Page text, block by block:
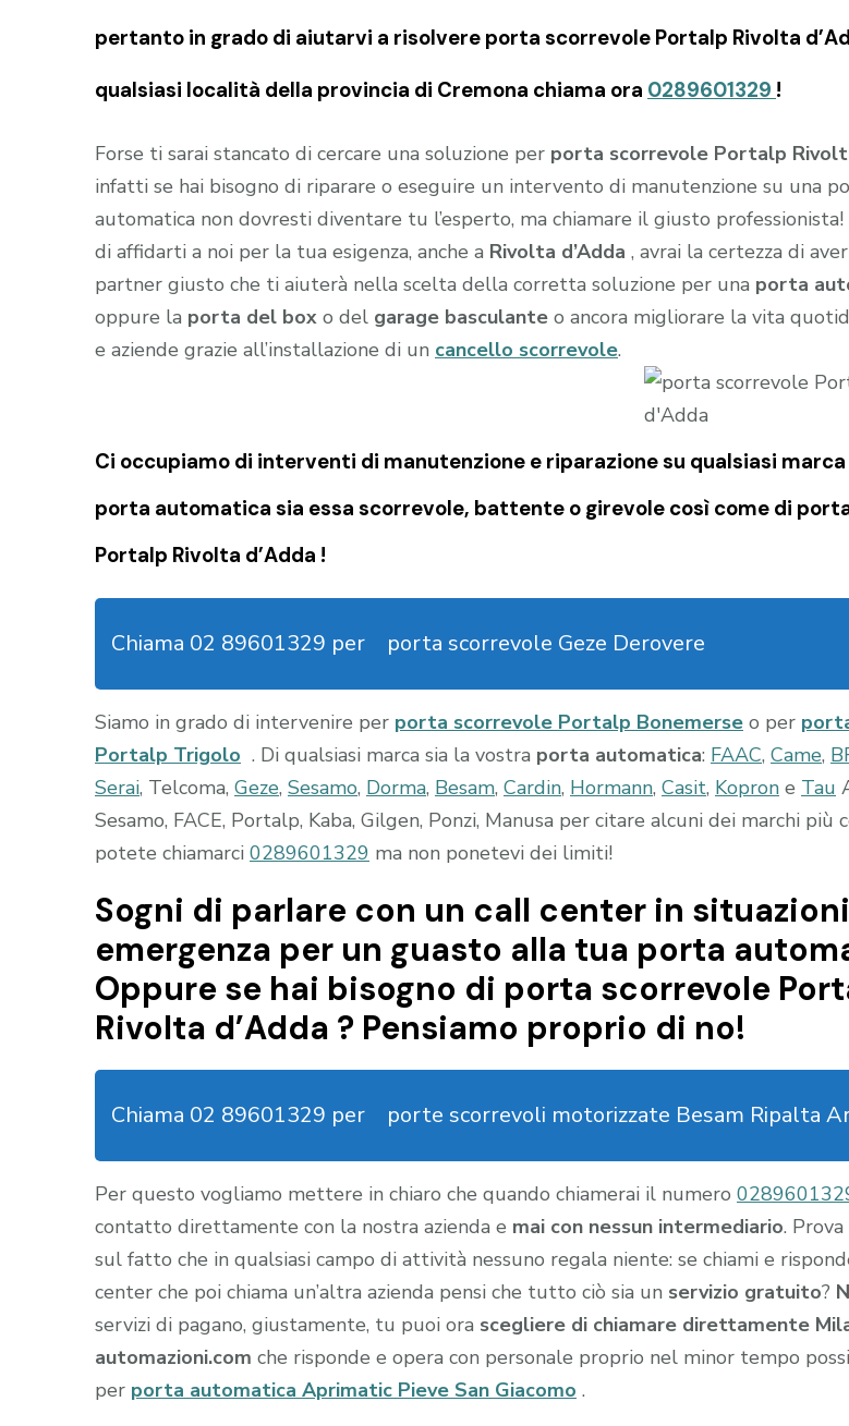
pertanto in grado di aiutarvi a risolvere porta scorrevole Portalp Rivolta
qualsiasi località della provincia di Cremona chiama ora 0289601329 !
Forse ti sarai stancato di cercare una soluzione per porta scorrevole Portalp
infatti se hai bisogno di riparare o eseguire un intervento di manutenzione su una
automatica non dovresti diventare tu l’esperto, ma chiamare il giusto professionista!
di affidarti a noi per la tua esigenza, anche a Rivolta d’Adda , avrai la certezza di
partner giusto che ti aiuterà nella scelta della corretta soluzione per una porta
oppure la porta del box o del garage basculante o ancora migliorare la vita
e aziende grazie all’installazione di un cancello scorrevole.
Ci occupiamo di interventi di manutenzione e riparazione su qualsiasi
porta automatica sia essa scorrevole, battente o girevole così come di
Portalp Rivolta d’Adda !
Chiama 02 89601329 per porta scorrevole Geze Derovere
Siamo in grado di intervenire per porta scorrevole Portalp Bonemerse o per
Portalp Trigolo . Di qualsiasi marca sia la vostra porta automatica: FAAC, Came,
Serai, Telcoma, Geze, Sesamo, Dorma, Besam, Cardin, Hormann, Casit, Kopron e Tau
Sesamo, FACE, Portalp, Kaba, Gilgen, Ponzi, Manusa per citare alcuni dei marchi più
potete chiamarci 0289601329 ma non ponetevi dei limiti!
Sogni di parlare con un call center in
emergenza per un guasto alla tua porta
Oppure se hai bisogno di porta scorrevole
Rivolta d’Adda ? Pensiamo proprio di no!
Chiama 02 89601329 per porte scorrevoli motorizzate Besam Ripalta
Per questo vogliamo mettere in chiaro che quando chiamerai il numero
contatto direttamente con la nostra azienda e mai con nessun intermediario.
sul fatto che in qualsiasi campo di attività nessuno regala niente: se chiami e
center che poi chiama un’altra azienda pensi che tutto ciò sia un servizio gratuito?
servizi di pagano, giustamente, tu puoi ora scegliere di chiamare direttamente
automazioni.com che risponde e opera con personale proprio nel minor tempo
per porta automatica Aprimatic Pieve San Giacomo .